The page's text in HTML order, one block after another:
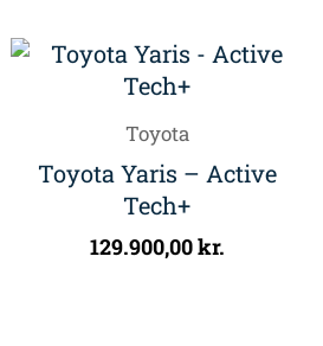
Toyota
Toyota Yaris – Active
Tech+
129.900,00kr.